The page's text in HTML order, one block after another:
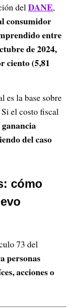
delDANE,
consumidor
entre
de 2024,
ciento (5,81
es la base sobre
el costo fiscal
del caso
cómo
73 del
personas
acciones o